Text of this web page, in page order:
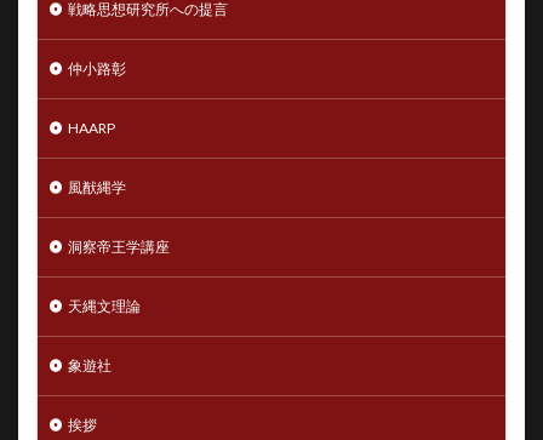
戦略思想研究所への提言
仲小路彰
HAARP
風猷縄学
洞察帝王学講座
天縄文理論
象遊社
挨拶